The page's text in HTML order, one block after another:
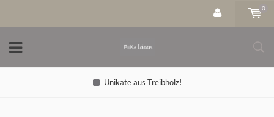
0
Unikate aus Treibholz!